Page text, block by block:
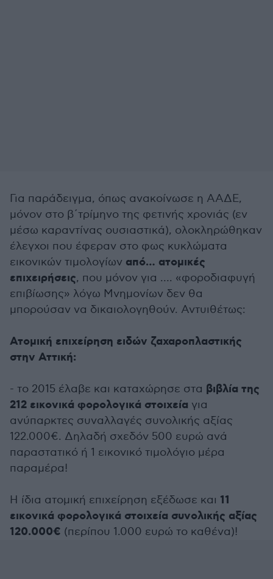
Για παράδειγμα, όπως ανακοίνωσε η ΑΑΔΕ,
μόνον στο β΄τρίμηνο της φετινής χρονιάς (εν
μέσω καραντίνας ουσιαστικά), ολοκληρώθηκαν
έλεγχοι που έφεραν στο φως κυκλώματα
εικονικών τιμολογίων από… ατομικές
επιχειρήσεις, που μόνον για …. «φοροδιαφυγή
επιβίωσης» λόγω Μνημονίων δεν θα
μπορούσαν να δικαιολογηθούν. Αντυιθέτως:
Ατομική επιχείρηση ειδών ζαχαροπλαστικής
στην Αττική:
- το 2015 έλαβε και καταχώρησε στα βιβλία της
212 εικονικά φορολογικά στοιχεία για
ανύπαρκτες συναλλαγές συνολικής αξίας
122.000€. Δηλαδή σχεδόν 500 ευρώ ανά
παραστατικό ή 1 εικονικό τιμολόγιο μέρα
παραμέρα!
Η ίδια ατομική επιχείρηση εξέδωσε και 11
εικονικά φορολογικά στοιχεία συνολικής αξίας
120.000€ (περίπου 1.000 ευρώ το καθένα)!